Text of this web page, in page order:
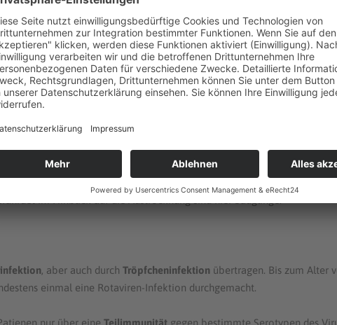
häufig mit Durchfall auftritt, ist es oft schwer, den Erkrankten rechtzeitig
und Kleinkinder erkranken deshalb an Rotaviren im Durchschnitt
Ist der
Flüssigkeit zugeführt werden.
und guter medizinischer Versorgung sind schwere Komplikationen oder
in
im Hinblick auf die Austrocknung sind hier Säuglinge.
, aber auch durch Tröpfcheninfektion übertragen. Bis zum Alter
einmal eine Rotaviren-Infektion durchgemacht.
nur über eine Teilimmunität gegen bestimmte Serotypen des